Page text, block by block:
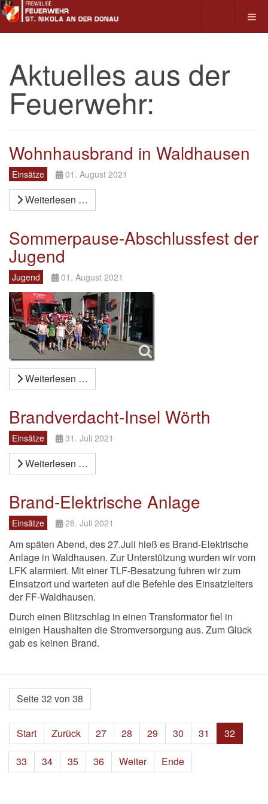
Aktuelles aus der
Feuerwehr:
Wohnhausbrand in Waldhausen
Einsätze 01. August 2021
Weiterlesen …
Sommerpause-Abschlussfest der
Jugend
Jugend 01. August 2021
Weiterlesen …
Brandverdacht-Insel Wörth
Einsätze 31. Juli 2021
Weiterlesen …
Brand-Elektrische Anlage
Einsätze 28. Juli 2021
Am späten Abend, des 27.Juli hieß es Brand-Elektrische
Anlage in Waldhausen. Zur Unterstützung wurden wir vom
LFK alarmiert. Mit einer TLF-Besatzung fuhren wir zum
Einsatzort und warteten auf die Befehle des Einsatzleiters
der FF-Waldhausen.
Durch einen Blitzschlag in einen Transformator fiel in
einigen Haushalten die Stromversorgung aus. Zum Glück
gab es keinen Brand.
Seite 32 von 38
Start Zurück 27 28 29 30 31 32
33 34 35 36 Weiter Ende